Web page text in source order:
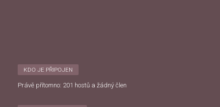
KDO JE PŘIPOJEN
Právě přítomno: 201 hostů a žádný člen